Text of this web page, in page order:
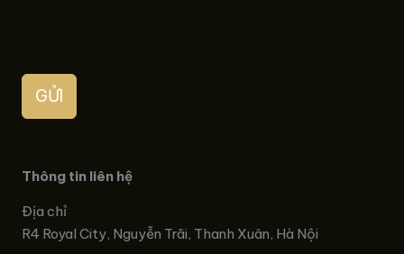
GỬI
Thông tin liên hệ
Địa chỉ
R4 Royal City, Nguyễn Trãi, Thanh Xuân, Hà Nội